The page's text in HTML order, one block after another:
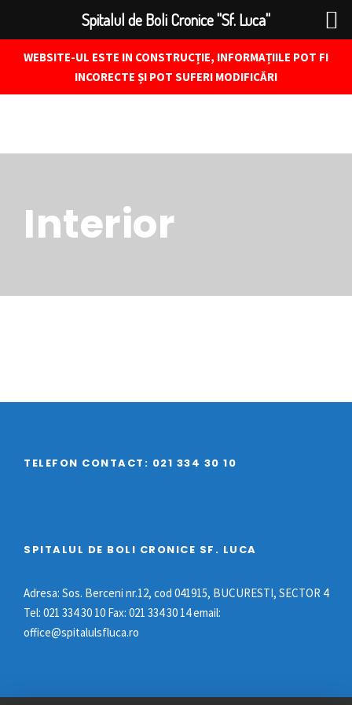
WEBSITE-UL ESTE IN CONSTRUCȚIE, INFORMAȚIILE POT FI
INCORECTE ȘI POT SUFERI MODIFICĂRI
Interior
TELEFON CONTACT: 021 334 30 10
SPITALUL DE BOLI CRONICE SF. LUCA
Adresa: Sos. Berceni nr.12, cod 041915, BUCURESTI, SECTOR 4
Tel: 021 334 30 10 Fax: 021 334 30 14 email:
office@spitalulsfluca.ro
Spitalul de Boli Cronice "Sf. Luca"